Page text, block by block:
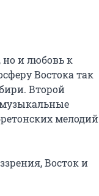
но и любовь к
Востока так
Второй
мелодий
Восток и